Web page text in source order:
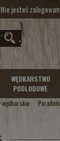
Nie jesteś
WĘDKARSTWO
PODLODOWE
wędkarskie